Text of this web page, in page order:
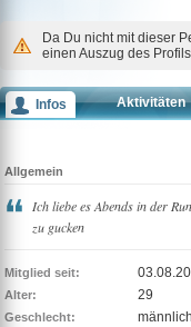
Da Du nicht mit dieser
einen Auszug des
Infos Aktivitäten
Allgemein
Ich liebe es Abends in der
zu gucken
Mitglied seit:
Alter: 29
Geschlecht: männlich